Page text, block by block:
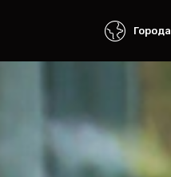
Города